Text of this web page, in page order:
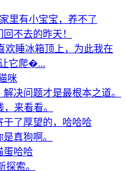
里有小宝宝，养不了
不去的昨天！
欢睡冰箱顶上，为此我在
它爬�...
咪
决问题才是最根本之道。
来看看。
于了厚望的，哈哈哈
真狗啊。
蛋哈哈
探索。